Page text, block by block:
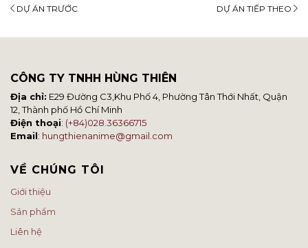
DỰ ÁN TIẾP THEO
DỰ ÁN TRƯỚC
CÔNG TY TNHH HÙNG THIÊN
Địa chỉ: E29 Đường C3,Khu Phố 4, Phường Tân Thới Nhất, Quận
12, Thành phố Hồ Chí Minh
Điện thoại: (+84)028.36366715
Email: hungthienanime@gmail.com
VỀ CHÚNG TÔI
Giới thiệu
Sản phẩm
Liên hệ